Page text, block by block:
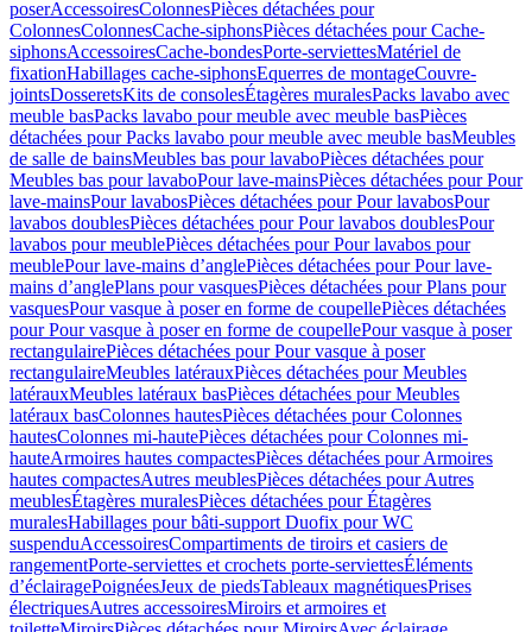
poserAccessoiresColonnesPièces détachées pour
ColonnesColonnesCache-siphonsPièces détachées pour Cache-
siphonsAccessoiresCache-bondesPorte-serviettesMatériel de
fixationHabillages cache-siphonsEquerres de montageCouvre-
jointsDosseretsKits de consolesÉtagères muralesPacks lavabo avec
meuble basPacks lavabo pour meuble avec meuble basPièces
détachées pour Packs lavabo pour meuble avec meuble basMeubles
de salle de bainsMeubles bas pour lavaboPièces détachées pour
Meubles bas pour lavaboPour lave-mainsPièces détachées pour Pour
lave-mainsPour lavabosPièces détachées pour Pour lavabosPour
lavabos doublesPièces détachées pour Pour lavabos doublesPour
lavabos pour meublePièces détachées pour Pour lavabos pour
meublePour lave-mains d’anglePièces détachées pour Pour lave-
mains d’anglePlans pour vasquesPièces détachées pour Plans pour
vasquesPour vasque à poser en forme de coupellePièces détachées
pour Pour vasque à poser en forme de coupellePour vasque à poser
rectangulairePièces détachées pour Pour vasque à poser
rectangulaireMeubles latérauxPièces détachées pour Meubles
latérauxMeubles latéraux basPièces détachées pour Meubles
latéraux basColonnes hautesPièces détachées pour Colonnes
hautesColonnes mi-hautePièces détachées pour Colonnes mi-
hauteArmoires hautes compactesPièces détachées pour Armoires
hautes compactesAutres meublesPièces détachées pour Autres
meublesÉtagères muralesPièces détachées pour Étagères
muralesHabillages pour bâti-support Duofix pour WC
suspenduAccessoiresCompartiments de tiroirs et casiers de
rangementPorte-serviettes et crochets porte-serviettesÉléments
d’éclairagePoignéesJeux de piedsTableaux magnétiquesPrises
électriquesAutres accessoiresMiroirs et armoires et